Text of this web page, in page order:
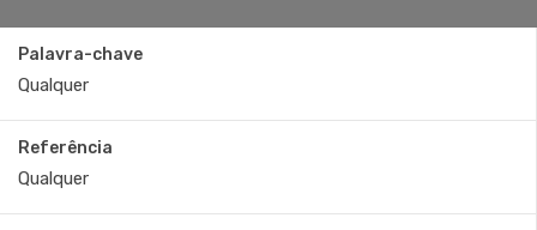
Palavra-chave
Referência